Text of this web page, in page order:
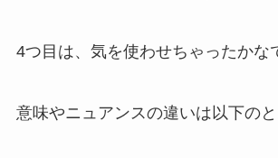
4つ目は、気を使わせちゃったかな
意味やニュアンスの違いは以下のと